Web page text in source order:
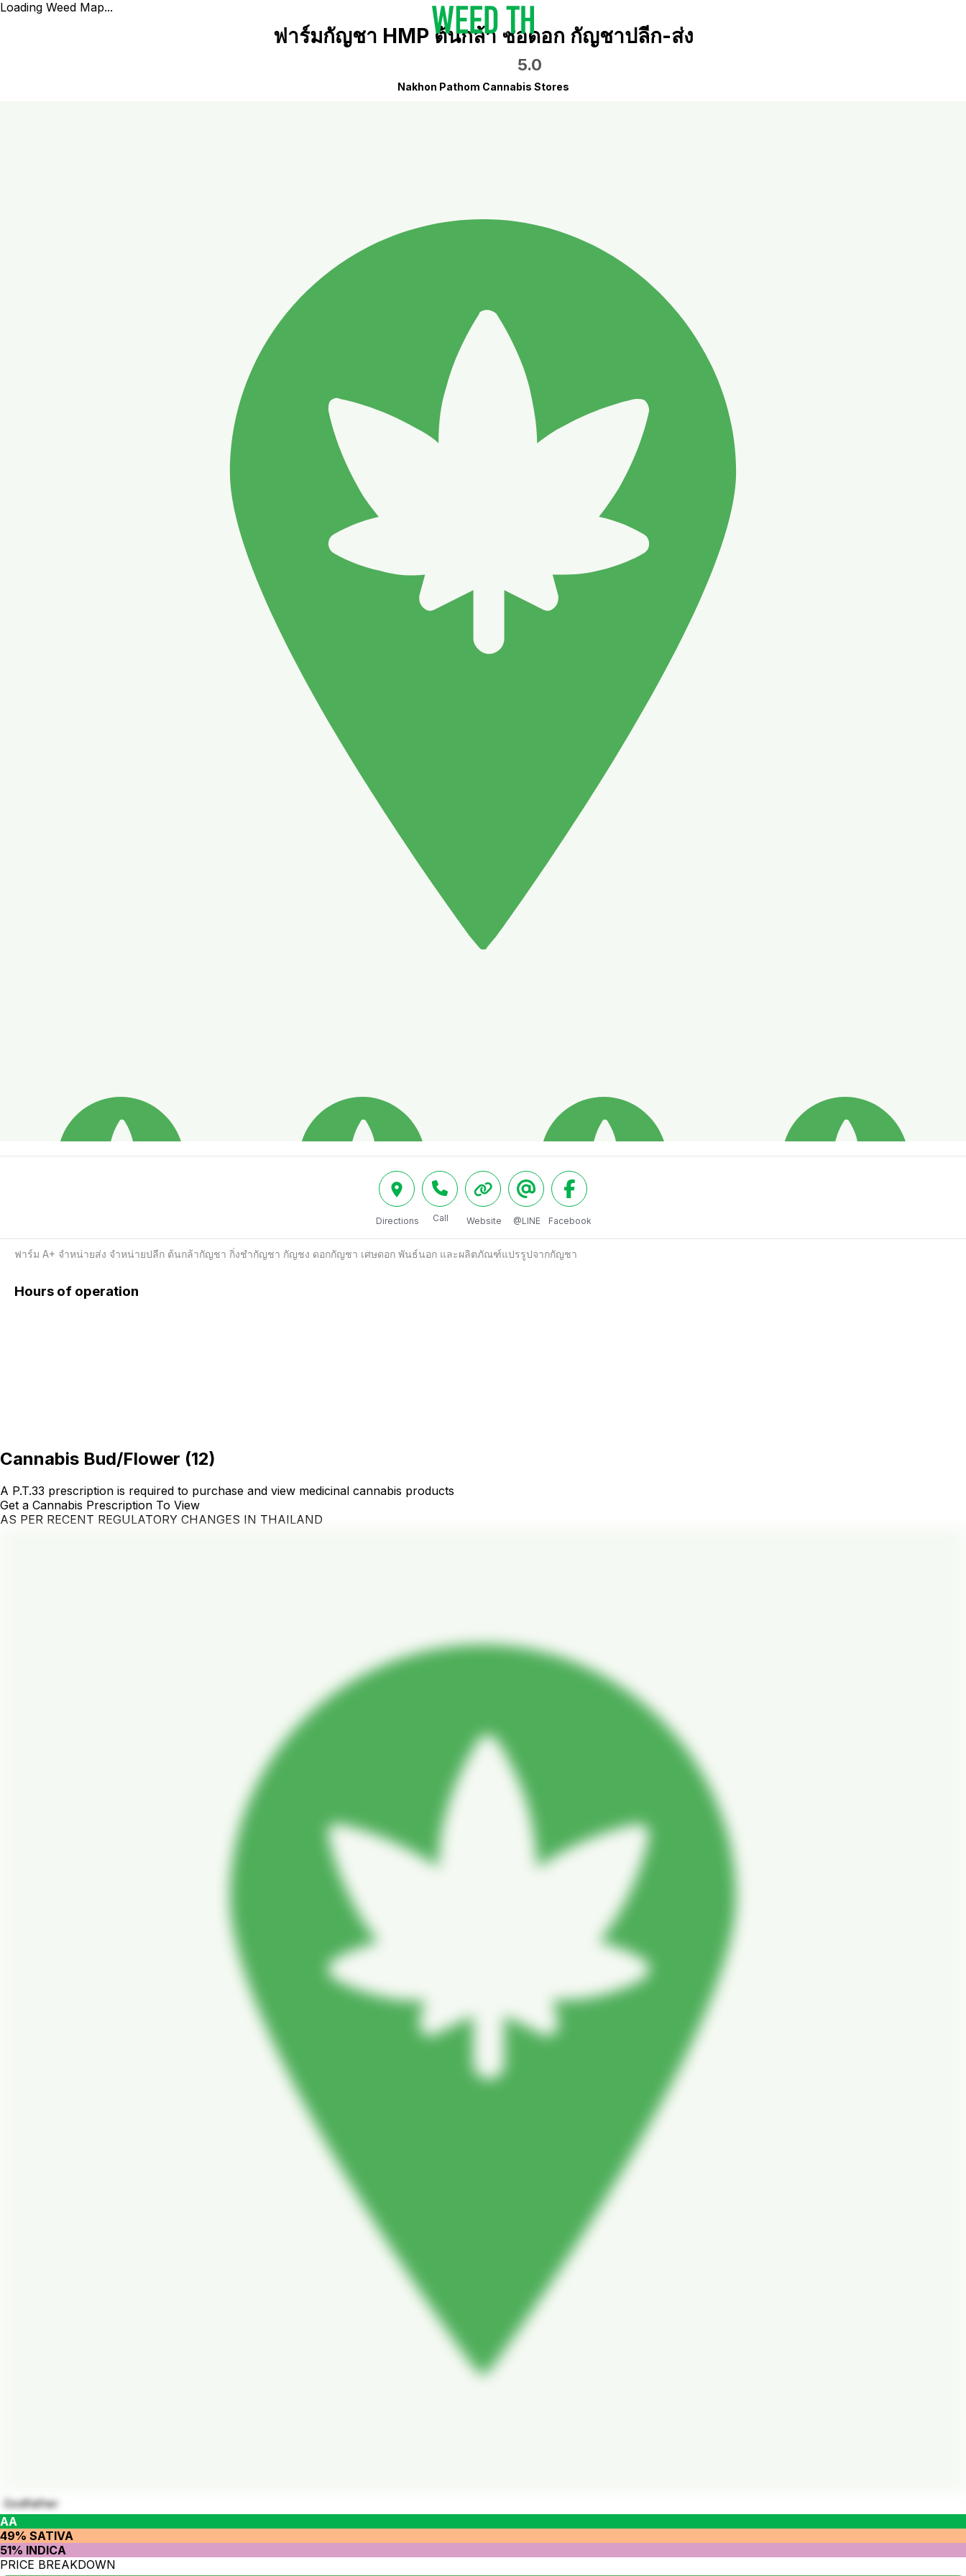
Loading Weed Map...
ฟาร์มกัญชา HMP ต้นกล้า ช่อดอก กัญชาปลีก-ส่ง
5.0
Nakhon Pathom Cannabis Stores
Directions Call Website @LINE Facebook
ฟาร์ม A+ จำหน่ายส่ง จำหน่ายปลีก ต้นกล้ากัญชา กิ่งชำกัญชา กัญชง ดอกกัญชา เศษดอก พันธ์นอก และผลิตภัณฑ์แปรรูปจากกัญชา
Hours of operation
Cannabis Bud/Flower (12)
A P.T.33 prescription is required to purchase and view medicinal cannabis products
Get a Cannabis Prescription To View
AS PER RECENT REGULATORY CHANGES IN THAILAND
Godfather
AA
49% SATIVA
51% INDICA
PRICE BREAKDOWN